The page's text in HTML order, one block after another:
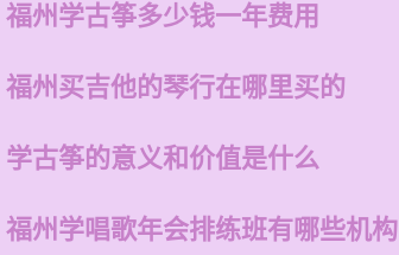
福州学古筝多少钱一年费用
福州买吉他的琴行在哪里买的
学古筝的意义和价值是什么
福州学唱歌年会排练班有哪些机构